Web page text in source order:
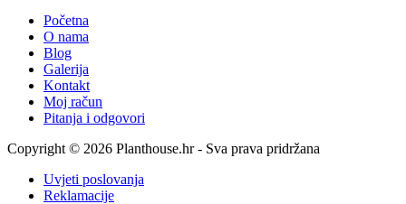
Početna
O nama
Blog
Galerija
Kontakt
Moj račun
Pitanja i odgovori
Copyright © 2026 Planthouse.hr - Sva prava pridržana
Uvjeti poslovanja
Reklamacije